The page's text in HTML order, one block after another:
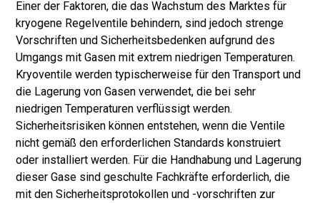
Einer der Faktoren, die das Wachstum des Marktes für
kryogene Regelventile behindern, sind jedoch strenge
Vorschriften und Sicherheitsbedenken aufgrund des
Umgangs mit Gasen mit extrem niedrigen Temperaturen.
Kryoventile werden typischerweise für den Transport und
die Lagerung von Gasen verwendet, die bei sehr
niedrigen Temperaturen verflüssigt werden.
Sicherheitsrisiken können entstehen, wenn die Ventile
nicht gemäß den erforderlichen Standards konstruiert
oder installiert werden. Für die Handhabung und Lagerung
dieser Gase sind geschulte Fachkräfte erforderlich, die
mit den Sicherheitsprotokollen und -vorschriften zur